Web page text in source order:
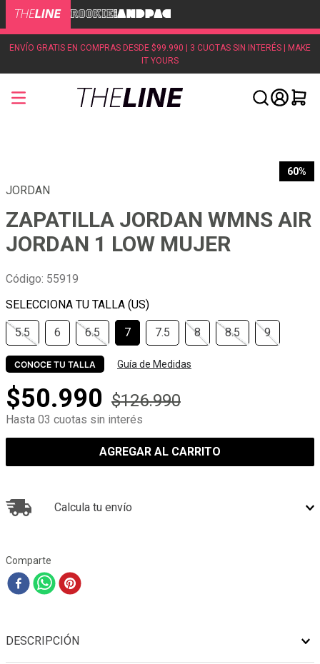
ENVÍO GRATIS EN COMPRAS DESDE $99.990 | 3 CUOTAS SIN INTERÉS | MAKE
IT YOURS
60%
JORDAN
ZAPATILLA JORDAN WMNS AIR
JORDAN 1 LOW MUJER
Código: 55919
5.5 6 6.5 7 7.5 8 8.5 9
CONOCE TU TALLA Guía de Medidas
$50.990 $126.990
Hasta 03 cuotas sin interés
AGREGAR AL CARRITO
Calcula tu envío
Comparte
DESCRIPCIÓN